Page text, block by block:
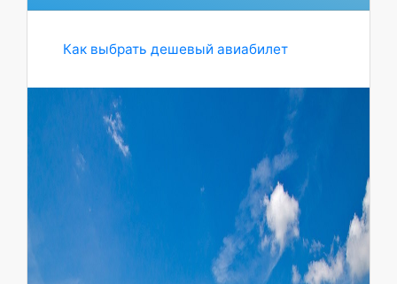
Как выбрать дешевый авиабилет